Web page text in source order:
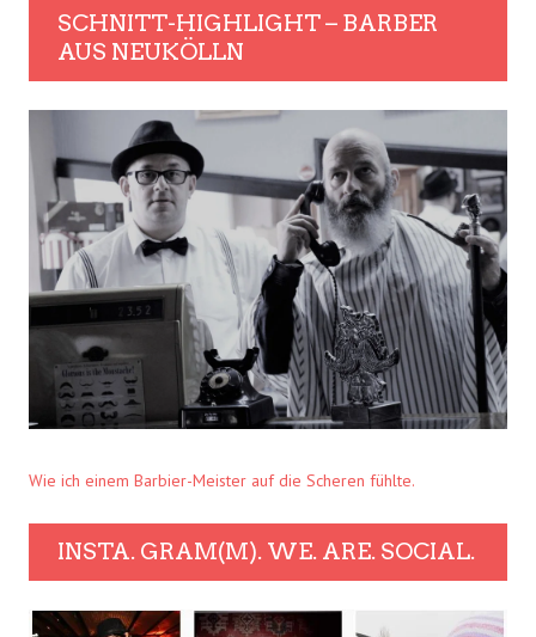
SCHNITT-HIGHLIGHT – BARBER
AUS NEUKÖLLN
Wie ich einem Barbier-Meister auf die Scheren fühlte.
INSTA. GRAM(M). WE. ARE. SOCIAL.